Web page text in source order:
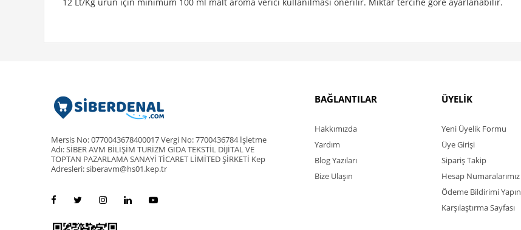
Mersis No: 0770043678400017 Vergi No: 7700436784 İşletme
Adı: SİBER AVM BİLİŞİM TURİZM GIDA TEKSTİL DİJİTAL VE
TOPTAN PAZARLAMA SANAYİ TİCARET LİMİTED ŞİRKETİ Kep
Adresleri: siberavm@hs01.kep.tr
BAĞLANTILAR
Hakkımızda
Yardım
Blog Yazıları
Bize Ulaşın
ÜYELİK
Yeni Üyelik Formu
Üye Girişi
Sipariş Takip
Hesap Numaralarımız
Ödeme Bildirimi Yapın
Karşılaştırma Sayfası